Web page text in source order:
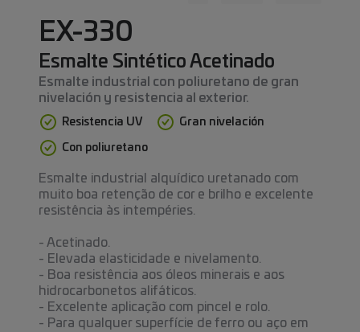
EX-330
Esmalte Sintético Acetinado
Esmalte industrial con poliuretano de gran
nivelación y resistencia al exterior.
Resistencia UV Gran nivelación
Con poliuretano
Esmalte industrial alquídico uretanado com
muito boa retenção de cor e brilho e excelente
resistência às intempéries.
- Acetinado.
- Elevada elasticidade e nivelamento.
- Boa resistência aos óleos minerais e aos
hidrocarbonetos alifáticos.
- Excelente aplicação com pincel e rolo.
- Para qualquer superfície de ferro ou aço em